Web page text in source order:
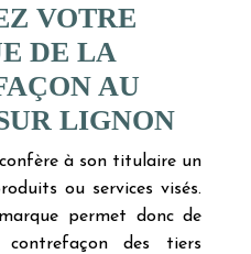
VOTRE
DE LA
AU
LIGNON
à son titulaire un
ou services visés.
permet donc de
des tiers